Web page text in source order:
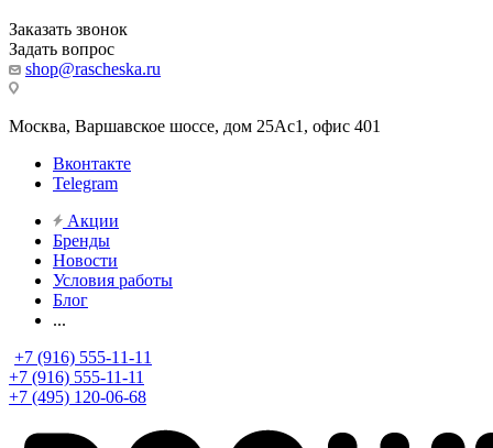
Заказать звонок
Задать вопрос
shop@rascheska.ru
Москва, Варшавское шоссе, дом 25Аc1, офис 401
Вконтакте
Telegram
Акции
Бренды
Новости
Условия работы
Блог
...
+7 (916) 555-11-11
+7 (916) 555-11-11
+7 (495) 120-06-68